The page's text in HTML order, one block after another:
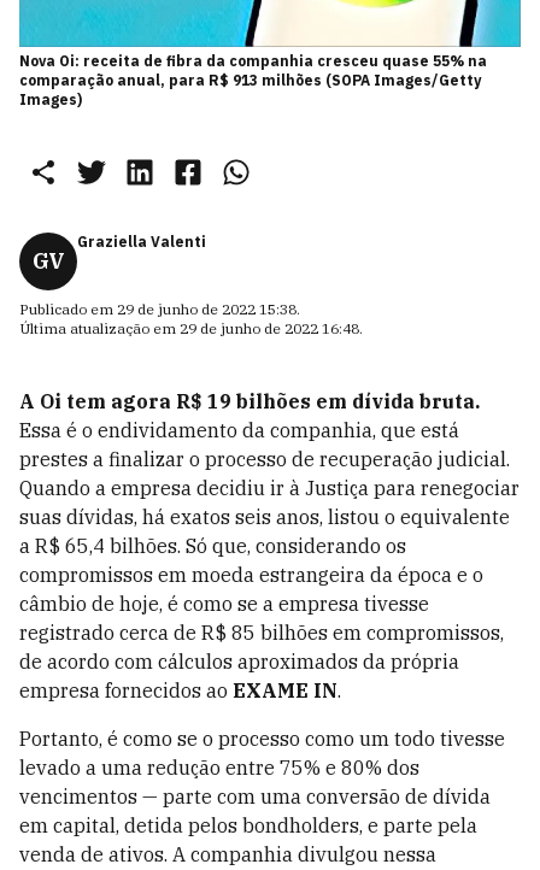
Nova Oi: receita de fibra da companhia cresceu quase 55% na
comparação anual, para R$ 913 milhões (SOPA Images/Getty
Images)
GV
Graziella Valenti
Publicado em 29 de junho de 2022 15:38.
Última atualização em 29 de junho de 2022 16:48.
A Oi tem agora R$ 19 bilhões em dívida bruta.
Essa é o endividamento da companhia, que está
prestes a finalizar o processo de recuperação judicial.
Quando a empresa decidiu ir à Justiça para renegociar
suas dívidas, há exatos seis anos, listou o equivalente
a R$ 65,4 bilhões. Só que, considerando os
compromissos em moeda estrangeira da época e o
câmbio de hoje, é como se a empresa tivesse
registrado cerca de R$ 85 bilhões em compromissos,
de acordo com cálculos aproximados da própria
empresa fornecidos ao EXAME IN.
Portanto, é como se o processo como um todo tivesse
levado a uma redução entre 75% e 80% dos
vencimentos — parte com uma conversão de dívida
em capital, detida pelos bondholders, e parte pela
venda de ativos. A companhia divulgou nessa